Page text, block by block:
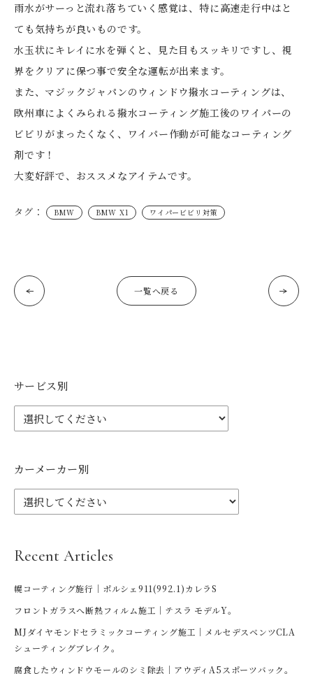
雨水がサーっと流れ落ちていく感覚は、特に高速走行中はと
ても気持ちが良いものです。
水玉状にキレイに水を弾くと、見た目もスッキリですし、視
界をクリアに保つ事で安全な運転が出来ます。
また、マジックジャパンのウィンドウ撥水コーティングは、
欧州車によくみられる撥水コーティング施工後のワイパーの
ビビリがまったくなく、ワイパー作動が可能なコーティング
剤です！
大変好評で、おススメなアイテムです。
タグ： BMW BMW X1 ワイパービビリ対策
一覧へ戻る
サービス別
カーメーカー別
Recent Articles
幌コーティング施行｜ポルシェ911(992.1)カレラS
フロントガラスへ断熱フィルム施工｜テスラ モデルY。
MJダイヤモンドセラミックコーティング施工｜メルセデスベンツCLA
シューティングブレイク。
腐食したウィンドウモールのシミ除去｜アウディA5スポーツバック。